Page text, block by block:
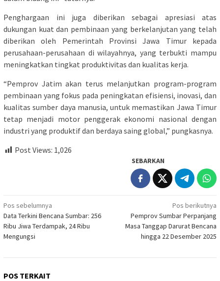
Penghargaan ini juga diberikan sebagai apresiasi atas
dukungan kuat dan pembinaan yang berkelanjutan yang telah
diberikan oleh Pemerintah Provinsi Jawa Timur kepada
perusahaan-perusahaan di wilayahnya, yang terbukti mampu
meningkatkan tingkat produktivitas dan kualitas kerja.
“Pemprov Jatim akan terus melanjutkan program-program
pembinaan yang fokus pada peningkatan efisiensi, inovasi, dan
kualitas sumber daya manusia, untuk memastikan Jawa Timur
tetap menjadi motor penggerak ekonomi nasional dengan
industri yang produktif dan berdaya saing global,” pungkasnya.
Post Views: 1,026
SEBARKAN
Navigasi
pos
Pos sebelumnya
Data Terkini Bencana Sumbar: 256
Ribu Jiwa Terdampak, 24 Ribu
Mengungsi
Pos berikutnya
Pemprov Sumbar Perpanjang
Masa Tanggap Darurat Bencana
hingga 22 Desember 2025
POS TERKAIT